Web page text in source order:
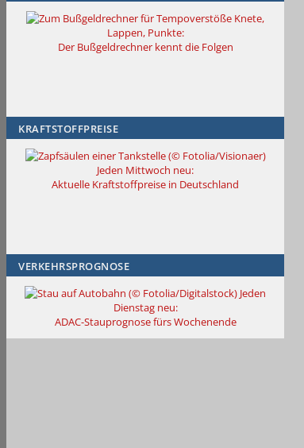
Knete,
Lappen, Punkte:
Der Bußgeldrechner kennt die Folgen
KRAFTSTOFFPREISE
Jeden Mittwoch neu:
Aktuelle Kraftstoffpreise in Deutschland
VERKEHRSPROGNOSE
Jeden
Dienstag neu:
ADAC-Stauprognose fürs Wochenende